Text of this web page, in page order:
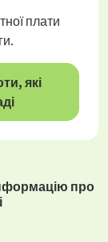
плати
які
про